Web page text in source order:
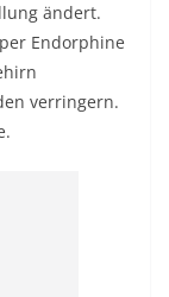
ändert.
Endorphine
verringern.